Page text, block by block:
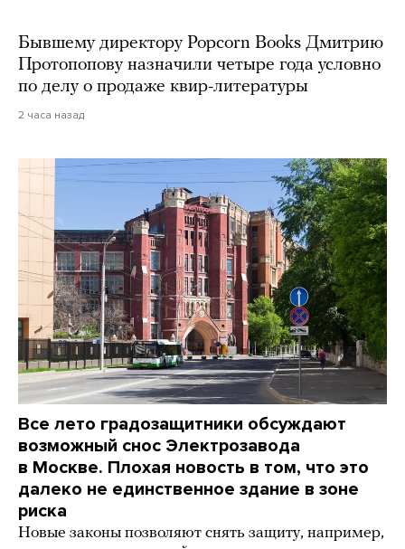
Бывшему директору Popcorn Books Дмитрию
Протопопову назначили четыре года условно
по делу о продаже квир-литературы
2 часа назад
Все лето градозащитники обсуждают
возможный снос Электрозавода
в Москве. Плохая новость в том, что это
далеко не единственное здание в зоне
риска
Новые законы позволяют снять защиту, например,